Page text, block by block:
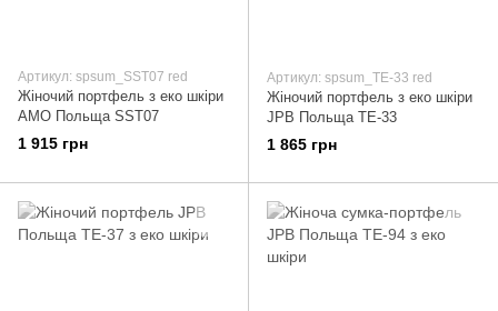
Артикул: spsum_SST07 red
Жіночий портфель з еко шкіри
AMO Польща SST07
1 915 грн
Артикул: spsum_TE-33 red
Жіночий портфель з еко шкіри
JPB Польща TE-33
1 865 грн